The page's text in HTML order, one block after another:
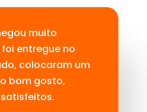
muito
entregue no
colocaram um
bom gosto,